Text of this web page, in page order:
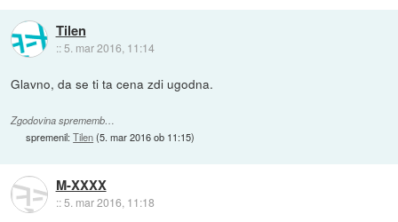
Tilen
:: 5. mar 2016, 11:14
Glavno, da se ti ta cena zdi ugodna.
Zgodovina sprememb…
spremenil:Tilen(5. mar 2016 ob 11:15)
M-XXXX
::5. mar 2016, 11:18